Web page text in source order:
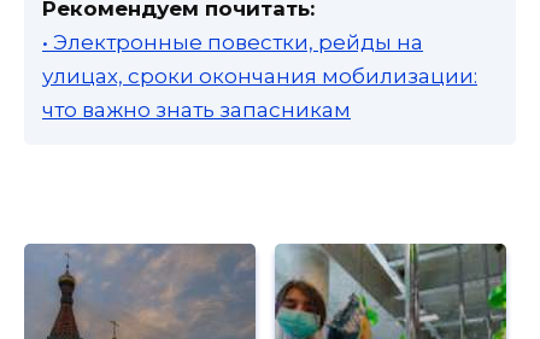
Рекомендуем почитать:
• Электронные повестки, рейды на
улицах, сроки окончания мобилизации:
что важно знать запасникам